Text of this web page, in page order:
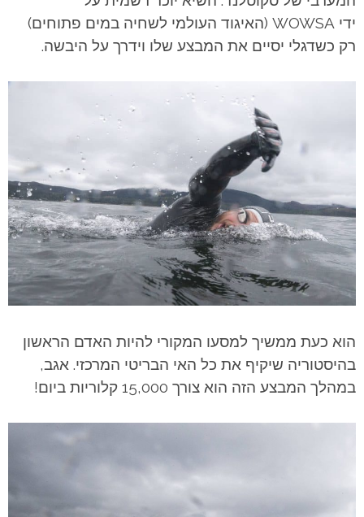
ידי WOWSA (האיגוד העולמי לשחיה במים פתוחים)
רק כשדגלי יסיים את המבצע שלו וידרך על היבשה.
הוא כעת ממשיך למסעו המקורי להיות האדם הראשון
בהיסטוריה שיקיף את כל האי הבריטי המרכזי. אגב,
במהלך המבצע הזה הוא צורך 15,000 קלוריות ביום!